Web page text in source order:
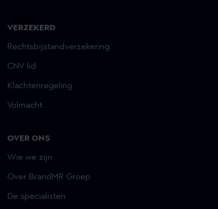
VERZEKERD
Rechtsbijstandverzekering
CNV lid
Klachtenregeling
Volmacht
OVER ONS
Wie we zijn
Over BrandMR Groep
De specialisten